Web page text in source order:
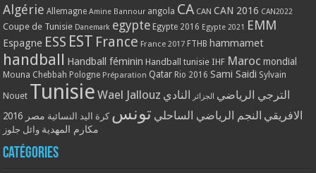
Algérie Allemagne Amine Bannour angola CA CAN CAN 2016 CAN2022
Coupe de Tunisie Danemark egypte Egypte 2016 Egypte 2021 EMM
Espagne ESS EST France France 2017 FTHB hammamet
handball Handball féminin Handball tunisie IHF Maroc mondial
Mouna Chebbah Pologne Préparation Qatar Rio 2016 Sami Saidi Sylvain
Nouet Tunisie Wael Jallouz الترجي الرياضي الجزائر النادي
الافريقي النجم الرياضي الساحلي تونس كرة اليد النسائية مصر 2016
مكارم المهدية وائل جلوز
Catégories